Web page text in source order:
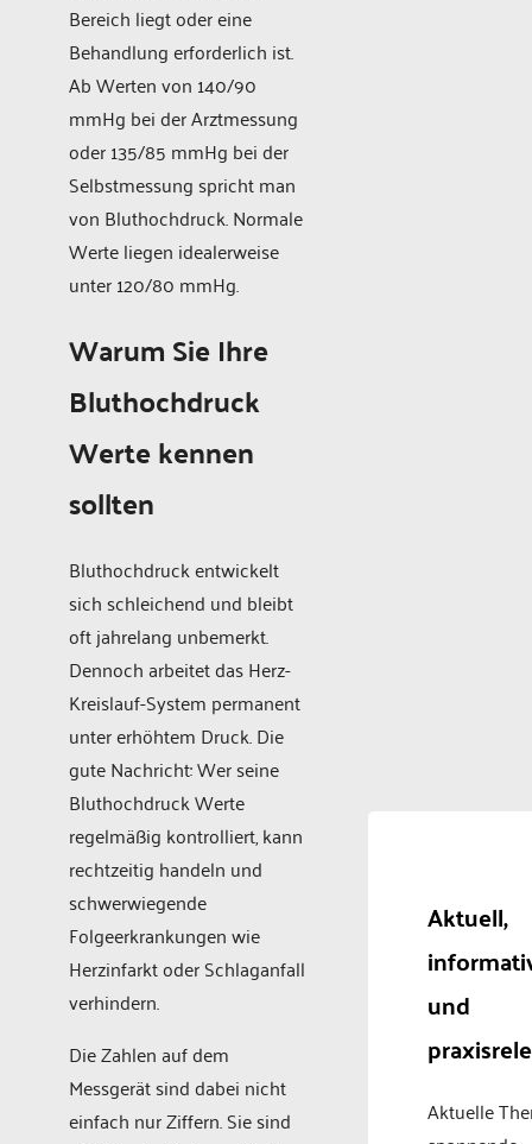
Bereich liegt oder eine
Behandlung erforderlich ist.
Ab Werten von 140/90
mmHg bei der Arztmessung
oder 135/85 mmHg bei der
Selbstmessung spricht man
von Bluthochdruck. Normale
Werte liegen idealerweise
unter 120/80 mmHg.
Warum Sie Ihre
Bluthochdruck
Werte kennen
sollten
Bluthochdruck entwickelt
sich schleichend und bleibt
oft jahrelang unbemerkt.
Dennoch arbeitet das Herz-
Kreislauf-System permanent
unter erhöhtem Druck. Die
gute Nachricht: Wer seine
Bluthochdruck Werte
regelmäßig kontrolliert, kann
rechtzeitig handeln und
schwerwiegende
Folgeerkrankungen wie
Herzinfarkt oder Schlaganfall
verhindern.
Die Zahlen auf dem
Messgerät sind dabei nicht
einfach nur Ziffern. Sie sind
Aktuell,
und
Aktuelle